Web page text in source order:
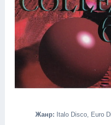
Жанр: Italo Disco, Euro